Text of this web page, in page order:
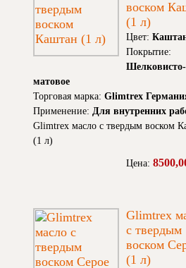
воском
(1 л)
Цвет:
Покрытие:
Шелковисто-
матовое
Торговая марка: Glimtrex
Применение: Для внутренних
Glimtrex масло с твердым воском
(1 л)
Цена:
Glimtrex
с твердым
воском
(1 л)